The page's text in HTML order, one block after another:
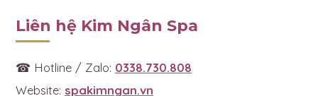
Liên hệ Kim Ngân Spa
☎ Hotline / Zalo: 0338.730.808
Website: spakimngan.vn